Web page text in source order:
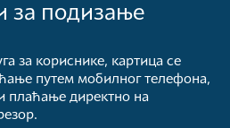
за подизање
за кориснике, картица се
путем мобилног телефона,
плаћање директно на